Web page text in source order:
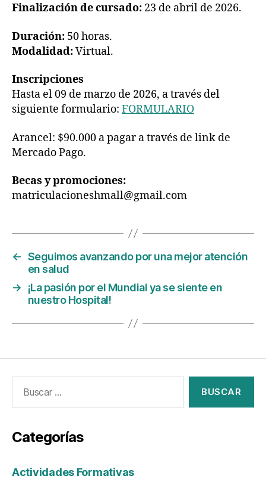
Finalización de cursado: 23 de abril de 2026.
Duración: 50 horas.
Modalidad:Virtual.
Inscripciones
Hasta el 09 de marzo de 2026, a través del
siguiente formulario: FORMULARIO
Arancel: $90.000 a pagar a través de link de
Mercado Pago.
Becas y promociones:
matriculacioneshmall@gmail.com
← Seguimos avanzando por una mejor atención
en salud
→
¡La pasión por el Mundial ya se siente en
nuestro Hospital!
Categorías
Actividades Formativas